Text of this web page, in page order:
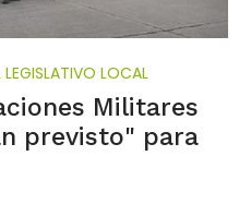
LOCAL
Militares
previsto" para